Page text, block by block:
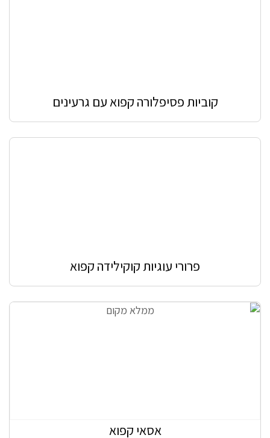
קוביות פסיפלורה קפוא עם גרעינים
פרורי עוגיות קוקילידה קפוא
אסאי קפוא